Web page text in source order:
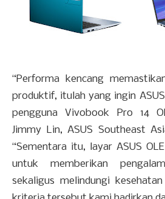
“Performa kencang
produktif, itulah yang ingin
pengguna Vivobook Pro 14
Jimmy Lin, ASUS Southeast
“Sementara itu, layar ASUS
untuk memberikan
sekaligus melindungi